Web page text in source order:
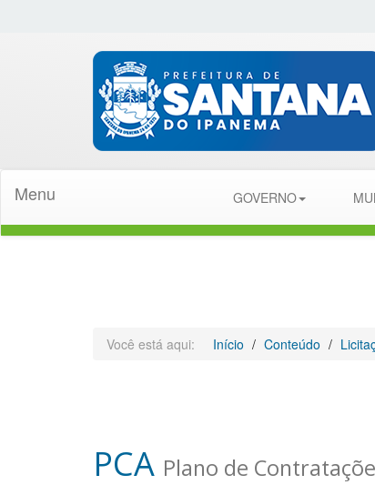
Menu GOVERNO
Você está aqui: Início Conteúdo
PCA Plano de